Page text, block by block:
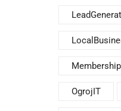
OgrojIT